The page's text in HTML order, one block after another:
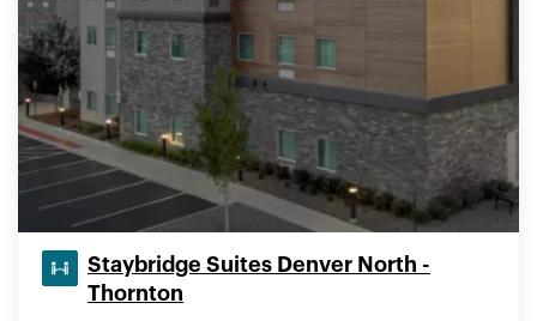
Staybridge Suites Denver North -
Thornton